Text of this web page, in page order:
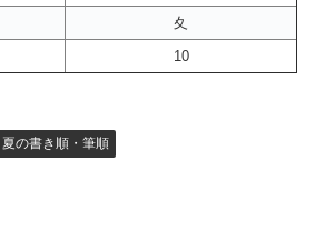
夊
10
夏の書き順・筆順